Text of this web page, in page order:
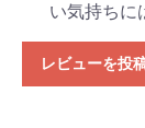
い気持ちに
レビューを投